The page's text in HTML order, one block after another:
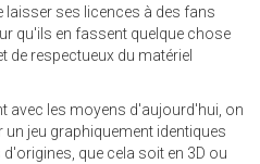
laisser ses licences à des fans
qu'ils en fassent quelque chose
de respectueux du matériel
avec les moyens d'aujourd'hui, on
un jeu graphiquement identiques
que cela soit en 3D ou